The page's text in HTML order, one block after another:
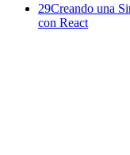
29Creando una
con React